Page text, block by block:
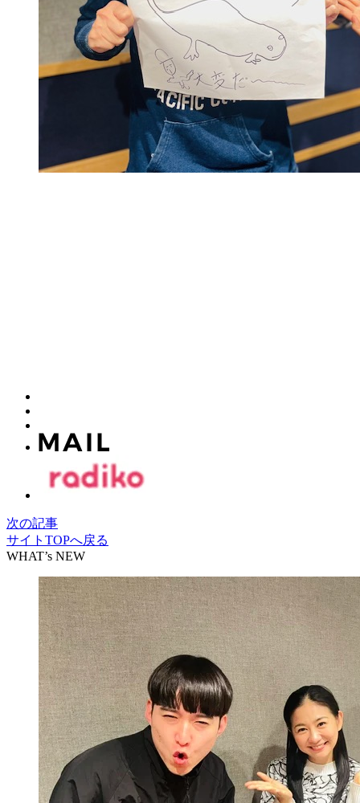
次の記事
サイトTOPへ戻る
WHAT’s NEW